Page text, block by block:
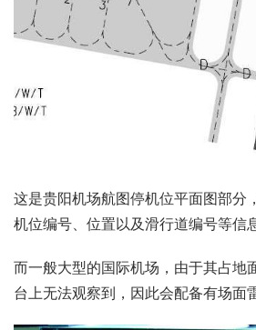
这是贵阳机场航图停机位平面图部分
机位编号、位置以及滑行道编号等信
而一般大型的国际机场，由于其占地
台上无法观察到，因此会配备有场面